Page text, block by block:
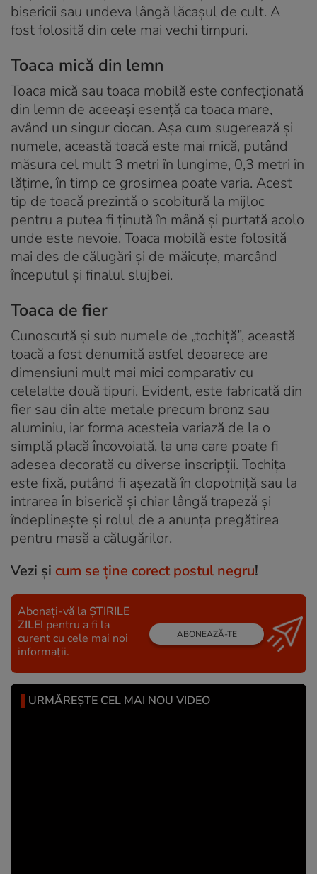
bisericii sau undeva lângă lăcașul de cult. A
fost folosită din cele mai vechi timpuri.
Toaca mică din lemn
Toaca mică sau toaca mobilă este confecționată
din lemn de aceeași esență ca toaca mare,
având un singur ciocan. Așa cum sugerează și
numele, această toacă este mai mică, putând
măsura cel mult 3 metri în lungime, 0,3 metri în
lățime, în timp ce grosimea poate varia. Acest
tip de toacă prezintă o scobitură la mijloc
pentru a putea fi ținută în mână și purtată acolo
unde este nevoie. Toaca mobilă este folosită
mai des de călugări și de măicuțe, marcând
începutul și finalul slujbei.
Toaca de fier
Cunoscută și sub numele de „tochiță”, această
toacă a fost denumită astfel deoarece are
dimensiuni mult mai mici comparativ cu
celelalte două tipuri. Evident, este fabricată din
fier sau din alte metale precum bronz sau
aluminiu, iar forma acesteia variază de la o
simplă placă încovoiată, la una care poate fi
adesea decorată cu diverse inscripții. Tochița
este fixă, putând fi așezată în clopotniță sau la
intrarea în biserică și chiar lângă trapeză și
îndeplinește și rolul de a anunța pregătirea
pentru masă a călugărilor.
Vezi şi cum se ține corect postul negru!
Abonați-vă la ȘTIRILE
ZILEI pentru a fi la
curent cu cele mai noi
informații.
ABONEAZĂ-TE
URMĂREȘTE CEL MAI NOU VIDEO